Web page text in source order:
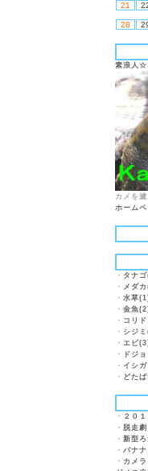
21
28
素浪人☆
カメを
ホームペ
・ タナ
・ メダ
・ 水草
・ 金魚
・ コリ
・ シジ
・ エビ
・
ドジ
・ イシ
・ どた
・ ２０
・ 脱走劇
・ 新型ろ
・ バナ
・ カメ